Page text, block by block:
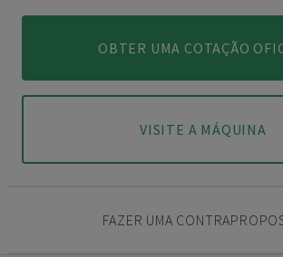
OBTER UMA COTAÇÃO
VISITE A MÁQUINA
FAZER UMA